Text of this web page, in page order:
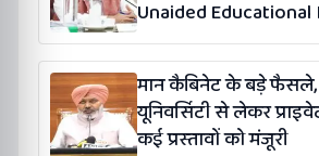
Unaided
(संशोधन) विधेयक-
मान कैबिनेट के बड़े फैसले,
यूनिवर्सिटी से लेकर
कई प्रस्तावों को मंजूरी